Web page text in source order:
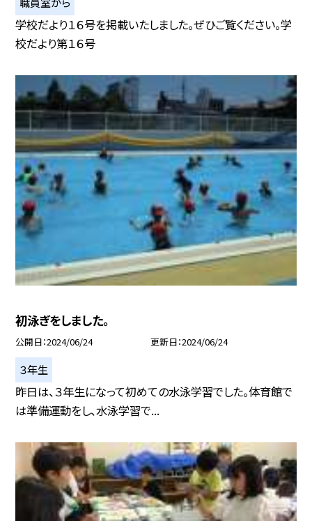
学校だより１６号を掲載いたしました。ぜひご覧ください。学
校だより第１６号
初泳ぎをしました。
公開日 2024/06/24 更新日 2024/06/24
３年生
昨日は、３年生になって初めての水泳学習でした。体育館で
は準備運動をし、水泳学習で...